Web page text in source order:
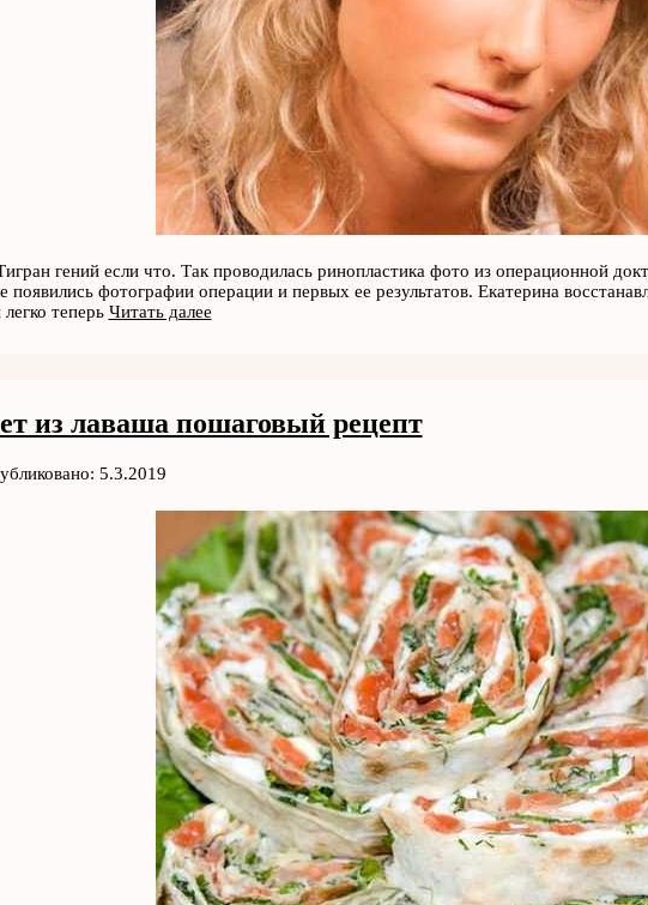
гений если что. Так проводилась ринопластика фото из операционной
появились фотографии операции и первых ее результатов. Екатерина
легко теперь Читать далее
из лаваша пошаговый рецепт
5.3.2019